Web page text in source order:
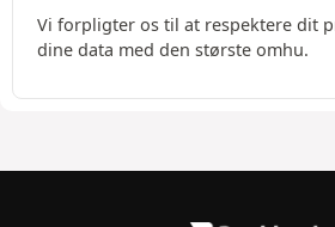
Vi forpligter os til at respektere dit
dine data med den største omhu.